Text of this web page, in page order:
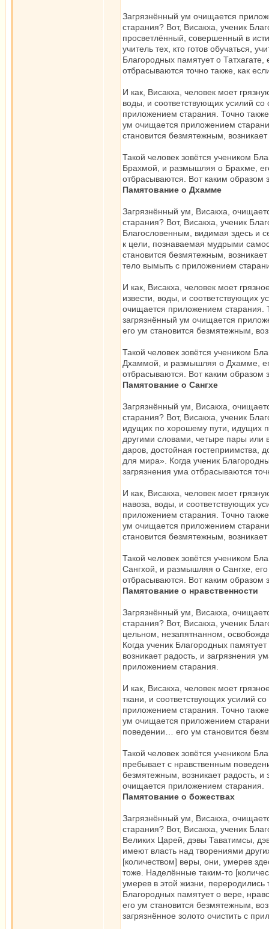
Загрязнённый ум очищается
старания? Вот, Висакха, ученик
просветлённый, совершенный в
учитель тех, кто готов обучаться,
Благородных памятует о
отбрасываются точно также, как
И как, Висакха, человек моет
воды, и соответствующих усилий со
приложением старания. Точно
ум очищается приложением
становится безмятежным,
Такой человек зовётся учеником
Брахмой, и размышляя о Брахме,
отбрасываются. Вот каким
Памятование о Дхамме
Загрязнённый ум, Висакха,
старания? Вот, Висакха, ученик
Благословенным, видимая здесь и
к цели, познаваемая мудрыми
становится безмятежным,
тело вымыть с приложением
И как, Висакха, человек моет
извести, воды, и соответствующих
очищается приложением старания.
загрязнённый ум очищается
его ум становится безмятежным,
Такой человек зовётся учеником
Дхаммой, и размышляя о Дхамме,
отбрасываются. Вот каким
Памятование о Сангхе
Загрязнённый ум, Висакха,
старания? Вот, Висакха, ученик
идущих по хорошему пути, идущих
другими словами, четыре пары или
даров, достойная гостеприимства,
для мира». Когда ученик
загрязнения ума отбрасываются
И как, Висакха, человек моет
навоза, воды, и соответствующих
приложением старания. Точно
ум очищается приложением
становится безмятежным,
Такой человек зовётся учеником
Сангхой, и размышляя о Сангхе,
отбрасываются. Вот каким
Памятование о нравственности
Загрязнённый ум, Висакха,
старания? Вот, Висакха, ученик
цельном, незапятнанном,
Когда ученик Благородных
возникает радость, и загрязнения
приложением старания.
И как, Висакха, человек моет
ткани, и соответствующих усилий
приложением старания. Точно
ум очищается приложением
поведении… его ум становится
Такой человек зовётся учеником
пребывает с нравственным
безмятежным, возникает радость,
очищается приложением старания.
Памятование о божествах
Загрязнённый ум, Висакха,
старания? Вот, Висакха, ученик
Великих Царей, дэвы Таватимсы,
имеют власть над творениями
[количеством] веры, они, умерев
тоже. Наделённые таким-то
умерев в этой жизни, переродились
Благородных памятует о вере,
его ум становится безмятежным,
загрязнённое золото очистить с